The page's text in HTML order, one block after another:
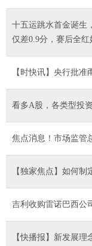
十五运跳水首金诞生
仅差0.9分，赛后全
【时快讯】央行批
看多A股，各类型投
焦点消息！市场监管
【独家焦点】如何制
吉利收购雷诺巴西公
【快播报】新发展